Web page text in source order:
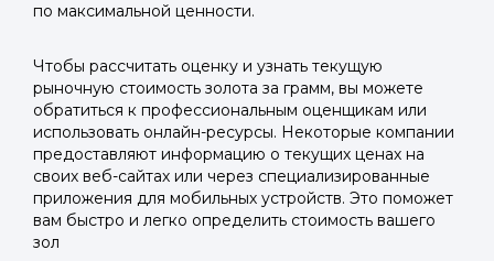
по максимальной ценности.
Чтобы рассчитать оценку и узнать текущую
рыночную стоимость золота за грамм, вы можете
обратиться к профессиональным оценщикам или
использовать онлайн-ресурсы. Некоторые компании
предоставляют информацию о текущих ценах на
своих веб-сайтах или через специализированные
приложения для мобильных устройств. Это поможет
вам быстро и легко определить стоимость вашего
зол